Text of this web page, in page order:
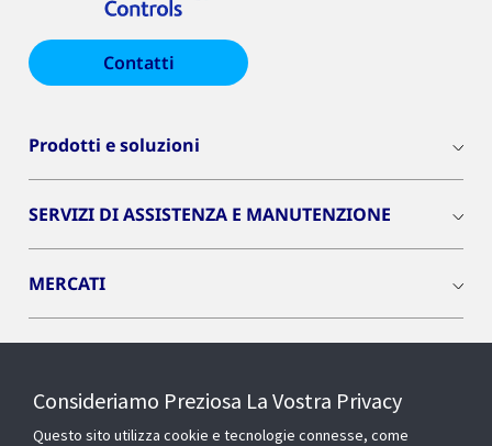
Contatti
Prodotti e soluzioni
SERVIZI DI ASSISTENZA E MANUTENZIONE
MERCATI
Consideriamo Preziosa La Vostra Privacy
Questo sito utilizza cookie e tecnologie connesse, come